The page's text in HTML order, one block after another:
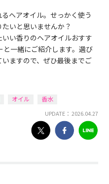
ヘアオイル。せっかく使う
いと思いませんか？
い香りのヘアオイルおすす
一緒にご紹介します。選び
ますので、ぜひ最後までご
オイル 香水
UPDATE： 2026.04.27